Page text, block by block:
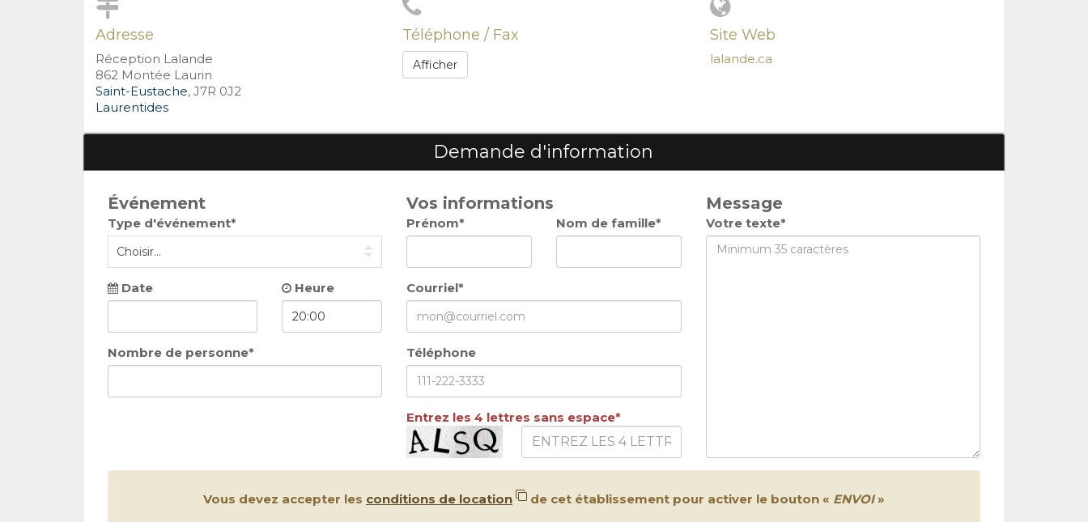
Adresse
Réception Lalande
862 Montée Laurin
Saint-Eustache, J7R 0J2
Laurentides
Téléphone / Fax
Afficher
Site Web
lalande.ca
Demande d'information
Événement
Type d'événement*
Date Heure
Nombre de personne*
Vos informations
Prénom* Nom de famille*
Courriel*
Téléphone
Entrez les 4 lettres sans espace*
Message
Votre texte*
Vous devez accepter les conditions de location de cet établissement pour activer le bouton « ENVOI»